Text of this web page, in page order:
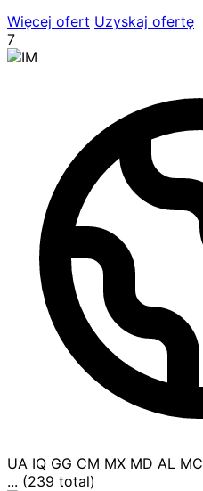
Więcej ofert Uzyskaj ofertę
7
UA IQ GG CM MX MD AL MC
... (239 total)